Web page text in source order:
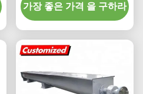
가장 좋은 가격 을 구하라